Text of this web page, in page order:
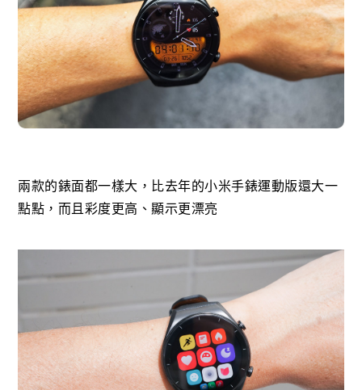
兩款的錶面都一樣大，比去年的小米手錶運動版還大一
點點，而且彩度更高、顯示更漂亮